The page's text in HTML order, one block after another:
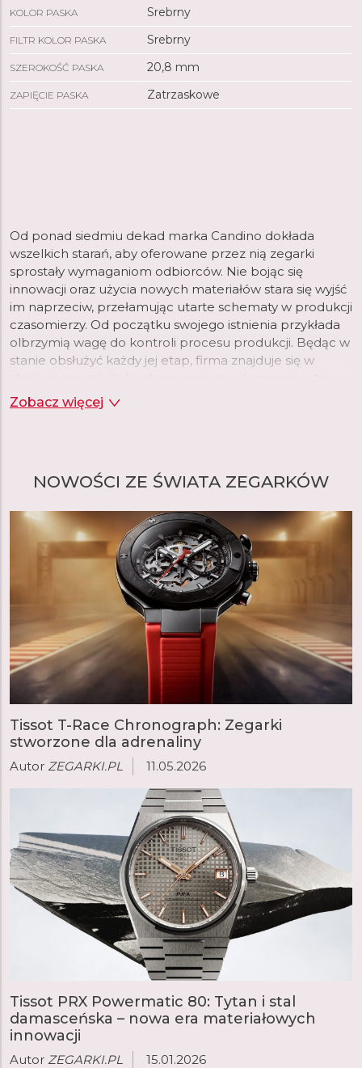
KOLOR PASKA Srebrny
FILTR KOLOR PASKA Srebrny
SZEROKOŚĆ PASKA 20,8 mm
ZAPIĘCIE PASKA Zatrzaskowe
Od ponad siedmiu dekad marka Candino dokłada
wszelkich starań, aby oferowane przez nią zegarki
sprostały wymaganiom odbiorców. Nie bojąc się
innowacji oraz użycia nowych materiałów stara się wyjść
im naprzeciw, przełamując utarte schematy w produkcji
czasomierzy. Od początku swojego istnienia przykłada
olbrzymią wagę do kontroli procesu produkcji. Będąc w
stanie obsłużyć każdy jej etap, firma znajduje się w
branży.
Zobacz więcej
NOWOŚCI ZE ŚWIATA ZEGARKÓW
Tissot T-Race Chronograph: Zegarki
stworzone dla adrenaliny
Autor ZEGARKI.PL 11.05.2026
Tissot PRX Powermatic 80: Tytan i stal
damasceńska – nowa era materiałowych
innowacji
Autor ZEGARKI.PL 15.01.2026